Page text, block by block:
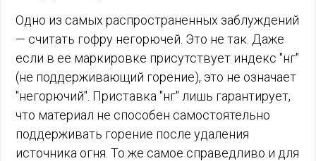
Одно из самых распространенных заблуждений
— считать гофру негорючей. Это не так. Даже
если в ее маркировке присутствует индекс "нг"
(не поддерживающий горение), это не означает
"негорючий". Приставка "нг" лишь гарантирует,
что материал не способен самостоятельно
поддерживать горение после удаления
источника огня. То же самое справедливо и для